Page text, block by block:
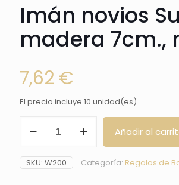
Imán novios
madera 7cm.,
7,62 €
El precio incluye 10 unidad(es)
novios
madera
7cm.,
Añadir al
SKU: W200 Categoría: Regalos de